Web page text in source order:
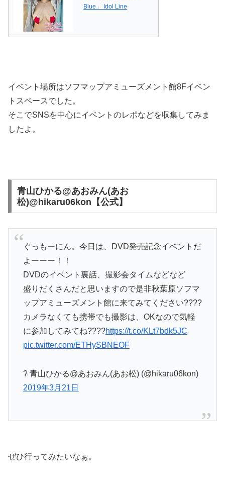
Blue」 Idol Line
イベント場所はソフマップアミューズメント館8Fイベン
トスペースでした。
そこでSNSを中心にイベントのレポなどを収集してみま
したよ。
青山ひかる@あおみん(あお
松)@hikaru06kon【公式】
ぐっもーにん。今日は、DVD発売記念イベントだ
よーーー！！
DVDのイベント裏話、撮影会タイムなどなど
盛りだくさんだと思いますので是非秋葉原ソフマ
ップアミューズメント館に来てみてください????
カメラなくても携帯でも撮影は、OKなので気軽
に参加してみてね????https://t.co/KLt7bdk5JC
pic.twitter.com/ETHySBNEOF
? 青山ひかる@あおみん(あお松) (@hikaru06kon)
2019年3月21日
ぜひ行ってみたいなぁ。